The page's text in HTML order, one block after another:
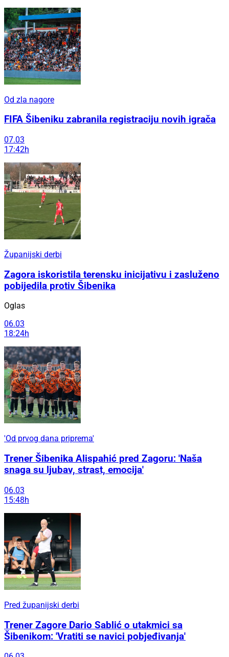
Od zla nagore
FIFA Šibeniku zabranila registraciju novih igrača
07.03
17:42h
Županijski derbi
Zagora iskoristila terensku inicijativu i zasluženo
pobijedila protiv Šibenika
Oglas
06.03
18:24h
'Od prvog dana priprema'
Trener Šibenika Alispahić pred Zagoru: 'Naša
snaga su ljubav, strast, emocija'
06.03
15:48h
Pred županijski derbi
Trener Zagore Dario Sablić o utakmici sa
Šibenikom: 'Vratiti se navici pobjeđivanja'